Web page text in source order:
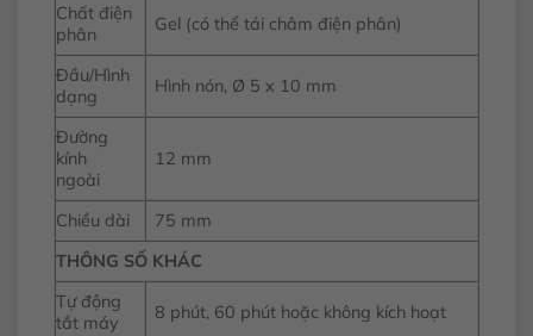
Chất điện
phân
Gel (có thể tái châm điện phân)
Đầu/Hình
dạng
Hình nón, Ø 5 x 10 mm
Đường
kính
ngoài
12 mm
Chiều dài
75 mm
THÔNG SỐ KHÁC
Tự động
tắt máy
8 phút, 60 phút hoặc không kích hoạt